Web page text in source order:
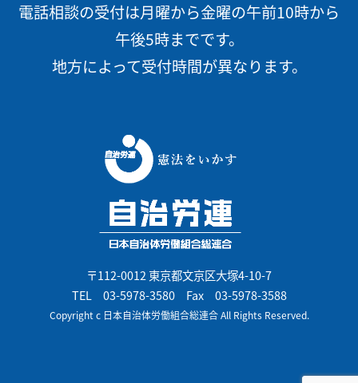
電話相談の受付は月曜から金曜の午前10時から
午後5時までです。
地方によって受付時間が異なります。
〒112-0012 東京都文京区大塚4-10-7
TEL 03-5978-3580Fax 03-5978-3588
Copyright c 日本自治体労働組合総連合 All Rights Reserved.